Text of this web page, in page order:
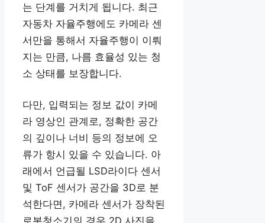
는 단계를 거치게 됩니다. 최근
자동차 자율주행에도 카메라 센
서만을 통해서 자율주행이 이뤄
지는 만큼, 나름 효율성 있는 청
소 상태를 보장합니다.
다만, 입력되는 정보 값이 카메
라 영상인 관계로, 정확한 공간
의 깊이나 너비 등의 정보에 오
류가 항시 있을 수 있습니다. 아
래에서 언급될 LSD라이다 센서
및 ToF 센서가 공간을 3D로 분
석한다면, 카메라 센서가 장착된
로봇청소기의 경우 2D 사진을